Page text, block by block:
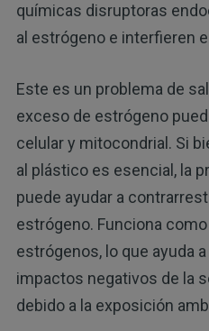
químicas disruptoras
al estrógeno e interfieren
Este es un problema de
exceso de estrógeno
celular y mitocondrial. Si
al plástico es esencial, la
puede ayudar a
estrógeno. Funciona
estrógenos, lo que ayuda
impactos negativos de la
debido a la exposición